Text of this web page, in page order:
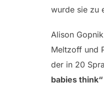
wurde sie zu
Alison
Meltzoff und
der in 20
babies think“